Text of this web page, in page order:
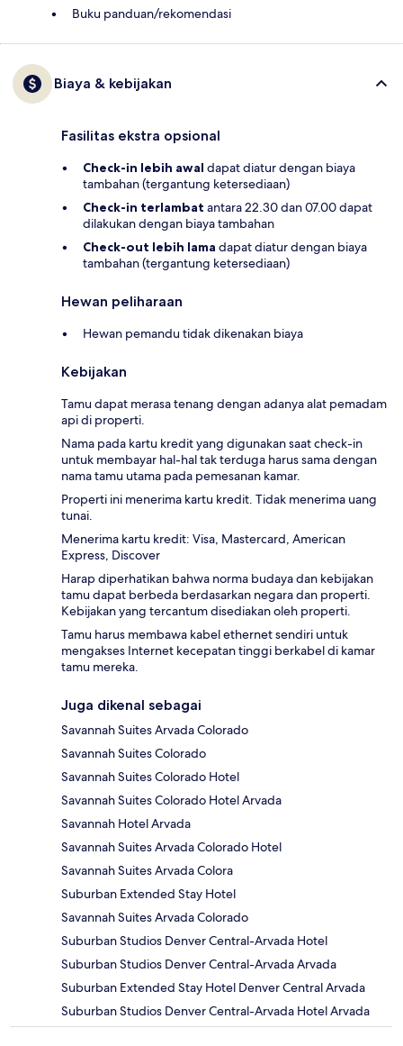
Buku panduan/rekomendasi
Biaya & kebijakan
Fasilitas ekstra opsional
Check-in lebih awal dapat diatur dengan biaya
tambahan (tergantung ketersediaan)
Check-in terlambat antara 22.30 dan 07.00 dapat
dilakukan dengan biaya tambahan
Check-out lebih lama dapat diatur dengan biaya
tambahan (tergantung ketersediaan)
Hewan peliharaan
Hewan pemandu tidak dikenakan biaya
Kebijakan
Tamu dapat merasa tenang dengan adanya alat pemadam
api di properti.
Nama pada kartu kredit yang digunakan saat check-in
untuk membayar hal-hal tak terduga harus sama dengan
nama tamu utama pada pemesanan kamar.
Properti ini menerima kartu kredit. Tidak menerima uang
tunai.
Menerima kartu kredit: Visa, Mastercard, American
Express, Discover
Harap diperhatikan bahwa norma budaya dan kebijakan
tamu dapat berbeda berdasarkan negara dan properti.
Kebijakan yang tercantum disediakan oleh properti.
Tamu harus membawa kabel ethernet sendiri untuk
mengakses Internet kecepatan tinggi berkabel di kamar
tamu mereka.
Juga dikenal sebagai
Savannah Suites Arvada Colorado
Savannah Suites Colorado
Savannah Suites Colorado Hotel
Savannah Suites Colorado Hotel Arvada
Savannah Hotel Arvada
Savannah Suites Arvada Colorado Hotel
Savannah Suites Arvada Colora
Suburban Extended Stay Hotel
Savannah Suites Arvada Colorado
Suburban Studios Denver Central-Arvada Hotel
Suburban Studios Denver Central-Arvada Arvada
Suburban Extended Stay Hotel Denver Central Arvada
Suburban Studios Denver Central-Arvada Hotel Arvada